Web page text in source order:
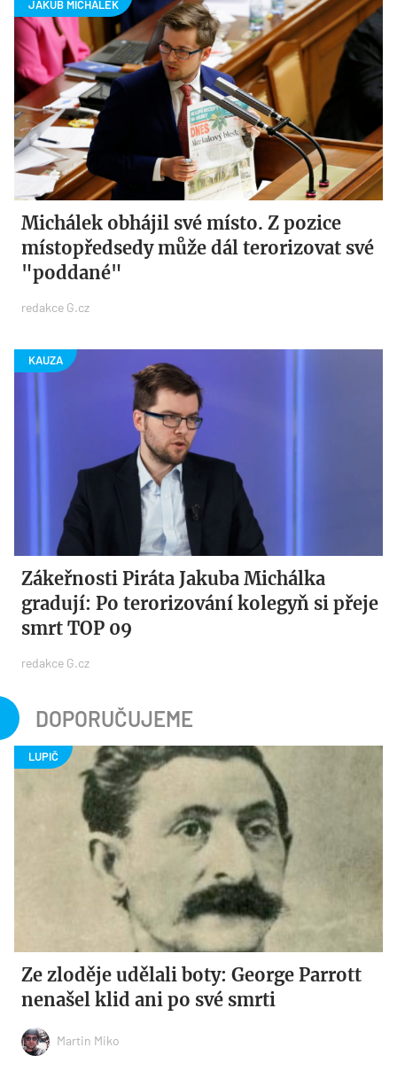
Michálek obhájil své místo. Z pozice
místopředsedy může dál terorizovat své
"poddané"
redakce G.cz
Zákeřnosti Piráta Jakuba Michálka
gradují: Po terorizování kolegyň si přeje
smrt TOP 09
redakce G.cz
DOPORUČUJEME
Ze zloděje udělali boty: George Parrott
nenašel klid ani po své smrti
Martin Miko